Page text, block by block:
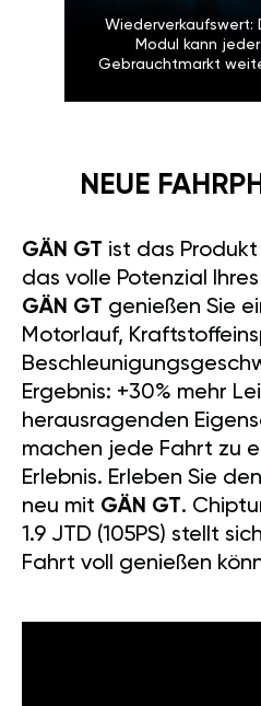
Wiederverkaufswert:
Modul kann
Gebrauchtmarkt
NEUE
GÄN GT ist das
das volle Potenzial
GÄN GT genießen Sie
Motorlauf,
Ergebnis: +30% mehr
herausragenden
machen jede Fahrt zu
Erlebnis. Erleben Sie
neu mit GÄN GT.
1.9 JTD (105PS) stellt
Fahrt voll genießen